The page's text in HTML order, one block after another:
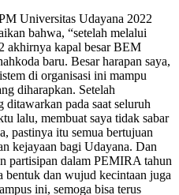
Universitas Udayana 2022
bahwa, “setelah melalui
akhirnya kapal besar BEM
baru. Besar harapan saya,
di organisasi ini mampu
diharapkan. Setelah
ditawarkan pada saat seluruh
lalu, membuat saya tidak sabar
pastinya itu semua bertujuan
kejayaan bagi Udayana. Dan
partisipan dalam PEMIRA tahun
bentuk dan wujud kecintaan juga
ini, semoga bisa terus